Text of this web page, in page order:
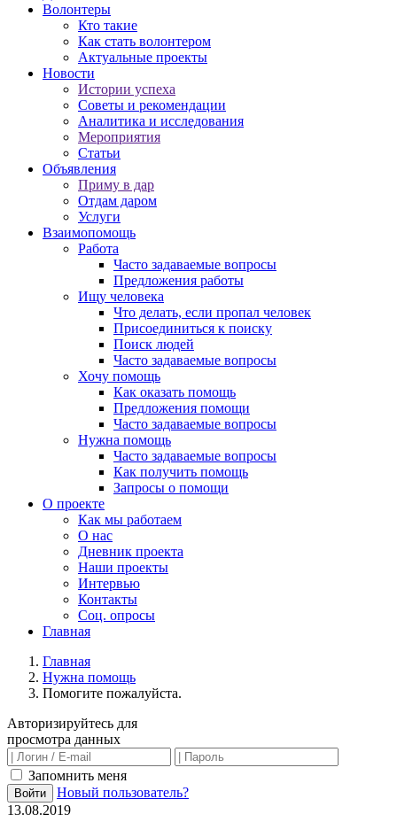
Волонтеры
Кто такие
Как стать волонтером
Актуальные проекты
Новости
Истории успеха
Советы и рекомендации
Аналитика и исследования
Мероприятия
Статьи
Объявления
Приму в дар
Отдам даром
Услуги
Взаимопомощь
Работа
Часто задаваемые вопросы
Предложения работы
Ищу человека
Что делать, если пропал человек
Присоединиться к поиску
Поиск людей
Часто задаваемые вопросы
Хочу помощь
Как оказать помощь
Предложения помощи
Часто задаваемые вопросы
Нужна помощь
Часто задаваемые вопросы
Как получить помощь
Запросы о помощи
О проекте
Как мы работаем
О нас
Дневник проекта
Наши проекты
Интервью
Контакты
Соц. опросы
Главная
Главная
Нужна помощь
Помогите пожалуйста.
Авторизируйтесь для
просмотра данных
Запомнить меня
Войти
Новый пользователь?
13.08.2019